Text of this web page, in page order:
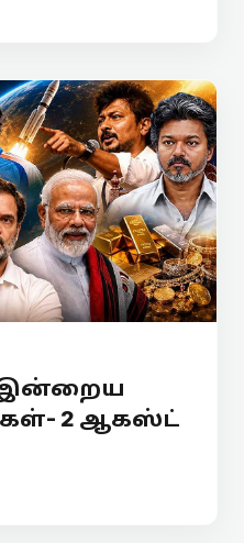
இன்றைய
2 ஆகஸ்ட்